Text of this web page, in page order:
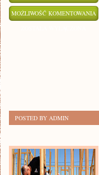
MOŻLIWOŚĆ KOMENTOWANIA
POSTED BY ADMIN